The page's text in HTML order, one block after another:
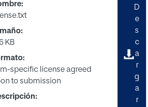
KB
specific license agreed
to submission
D
e
s
c
a
r
g
a
r